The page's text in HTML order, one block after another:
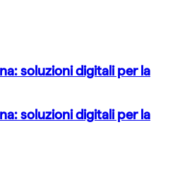
soluzioni digitali per la
soluzioni digitali per la